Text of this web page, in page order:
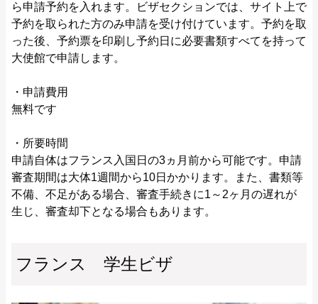
ら申請予約を入れます。ビザセクションでは、サイト上で
予約を取られた方のみ申請を受け付けています。予約を取
った後、予約票を印刷し予約日に必要書類すべてを持って
大使館で申請します。
・申請費用
無料です
・所要時間
申請自体はフランス入国日の3ヵ月前から可能です。申請
審査期間は大体1週間から10日かかります。また、書類等
不備、不足がある場合、審査手続きに1～2ヶ月の遅れが
生じ、審査却下となる場合もあります。
フランス 学生ビザ